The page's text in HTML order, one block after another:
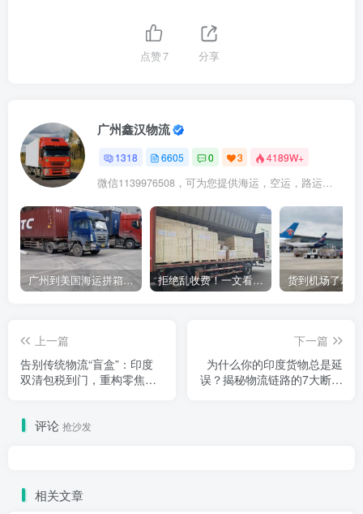
点赞7 分享
广州鑫汉物流
1318 6605 0 3 4189W+
微信1139976508，可为您提供海运，空运，路运，铁路运输
广州到美国海运拼箱多少钱？2024年最新运费构成+隐藏费用避坑指南 拒绝乱收费！一文看懂中国货代计费套路，教你避开所有隐形坑
上一篇
告别传统物流“盲盒”：印度
双清包税到门，重构零焦虑
下一篇
为什么你的印度货物总是延
误？揭秘物流链路的7大断点
评论 抢沙发
相关文章